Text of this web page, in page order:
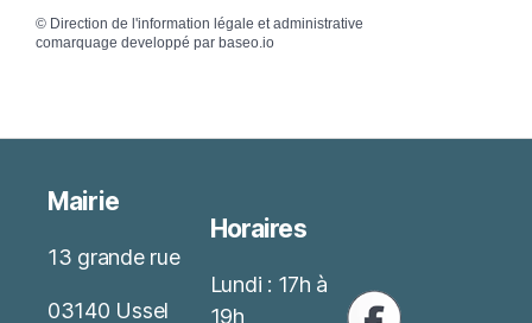
© Direction de l'information légale et administrative
comarquage developpé par baseo.io
Mairie
13 grande rue
03140 Ussel
Horaires
Lundi : 17h à
19h